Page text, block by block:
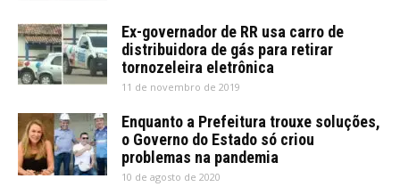
Ex-governador de RR usa carro de
distribuidora de gás para retirar
tornozeleira eletrônica
11 de novembro de 2019
Enquanto a Prefeitura trouxe soluções,
o Governo do Estado só criou
problemas na pandemia
10 de agosto de 2020